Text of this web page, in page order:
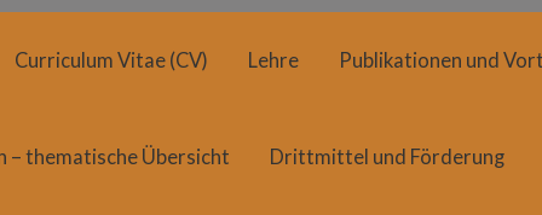
Curriculum Vitae (CV) Lehre Publikationen und
– thematische Übersicht Drittmittel und Förderung